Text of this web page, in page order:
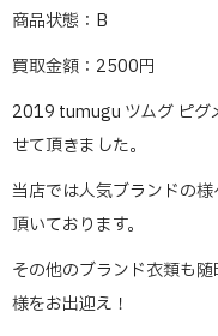
商品状態：B
買取金額：2500円
2019 tumugu ツムグ ピグ
せて頂きました。
当店では人気ブランドの
頂いております。
その他のブランド衣類も
様をお出迎え！